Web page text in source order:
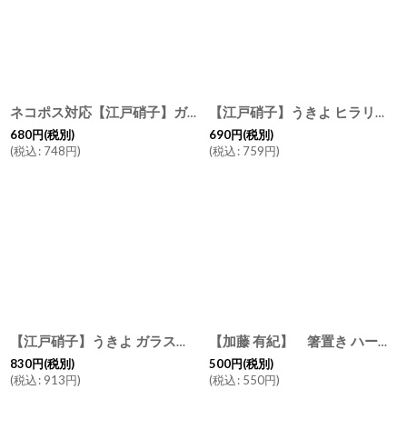
ネコポス対応【江戸硝子】ガラス 箸置き 江戸 浮世 うきよ カトラリー レスト ペーパーウェイト
680円(税別)
(税込: 748円)
【江戸硝子】うきよ ヒラリ ガラス 箸置き たまや 藤まつり 花ごろも ほたる あられ ほお紅
690円(税別)
(税込: 759円)
【江戸硝子】うきよ ガラス 花箸置き 花ごろも 恋ざくら ほたる あられ みぞれ はし置き
830円(税別)
(税込: 913円)
【加藤 有紀】 箸置き ハート 手作り/作家/陶器
500円(税別)
(税込: 550円)